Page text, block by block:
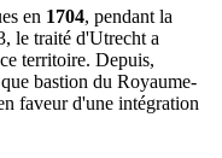
en 1704, pendant la
le traité d'Utrecht a
territoire. Depuis,
bastion du Royaume-
faveur d'une intégration